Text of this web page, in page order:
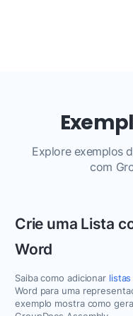
Explore exemplos
com
Crie uma Lista
Word
Saiba como adicionar
Word para uma
exemplo mostra como